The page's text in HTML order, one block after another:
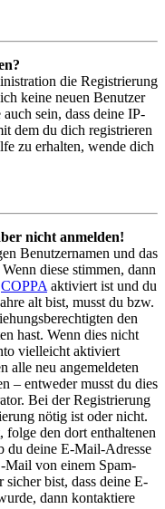
die Registrierung
keine neuen Benutzer
sein, dass deine IP-
dem du dich registrieren
zu erhalten, wende dich
nicht anmelden!
Benutzernamen und das
diese stimmen, dann
COPPA aktiviert ist und du
alt bist, musst du bzw.
den
hast. Wenn dies nicht
vielleicht aktiviert
alle neu angemeldeten
– entweder musst du dies
Bei der Registrierung
nötig ist oder nicht.
folge den dort enthaltenen
du deine E-Mail-Adresse
Mail von einem Spam-
bist, dass deine E-
dann kontaktiere